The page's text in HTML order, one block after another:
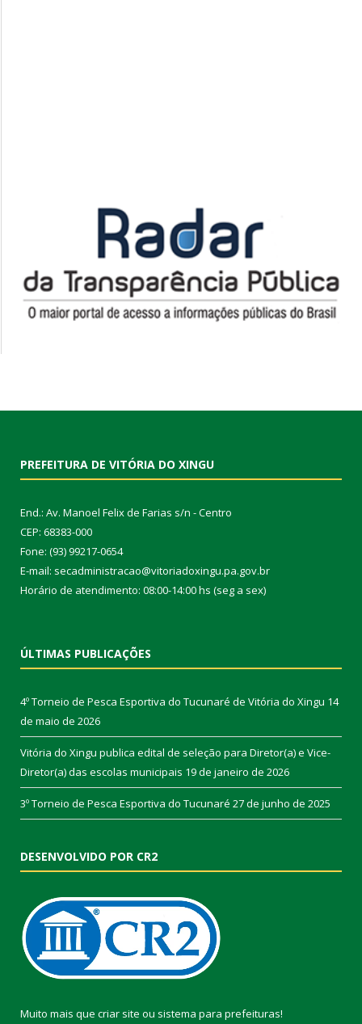
PREFEITURA DE VITÓRIA DO XINGU
End.: Av. Manoel Felix de Farias s/n - Centro
CEP: 68383-000
Fone: (93) 99217-0654
E-mail: secadministracao@vitoriadoxingu.pa.gov.br
Horário de atendimento: 08:00-14:00 hs (seg a sex)
ÚLTIMAS PUBLICAÇÕES
4º Torneio de Pesca Esportiva do Tucunaré de Vitória do Xingu 14
de maio de 2026
Vitória do Xingu publica edital de seleção para Diretor(a) e Vice-
Diretor(a) das escolas municipais 19 de janeiro de 2026
3º Torneio de Pesca Esportiva do Tucunaré 27 de junho de 2025
DESENVOLVIDO POR CR2
Muito mais que criar site ou sistema para prefeituras!